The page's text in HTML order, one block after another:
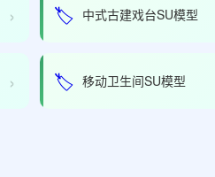
› 🏷️ 中式古建戏台SU模型
› 🏷️ 移动卫生间SU模型